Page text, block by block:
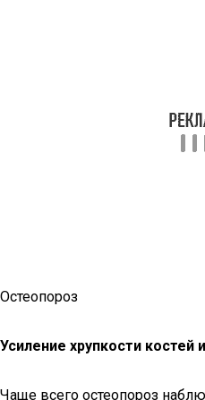
Остеопороз
Усиление хрупкости костей
Чаще всего остеопороз